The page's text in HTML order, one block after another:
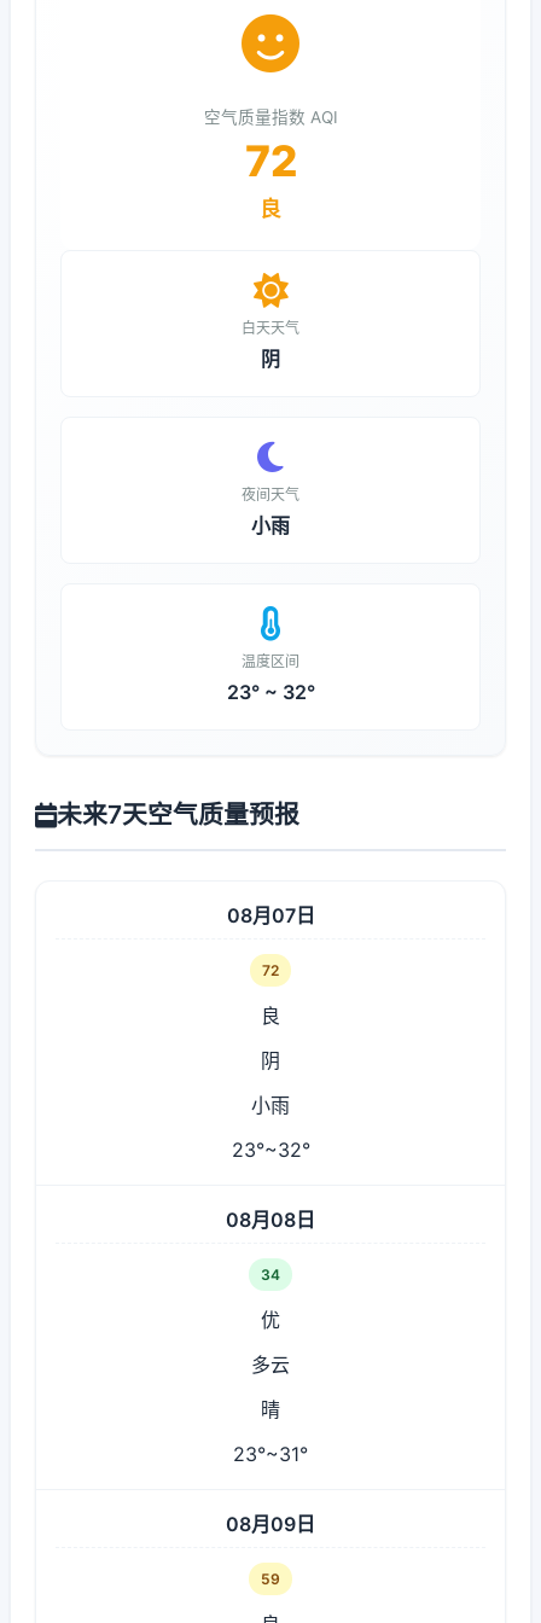
空气质量指数 AQI
72
良
白天天气
阴
夜间天气
小雨
温度区间
23° ~ 32°
未来7天空气质量预报
08月07日
72
良
阴
小雨
23°~32°
08月08日
34
优
多云
晴
23°~31°
08月09日
59